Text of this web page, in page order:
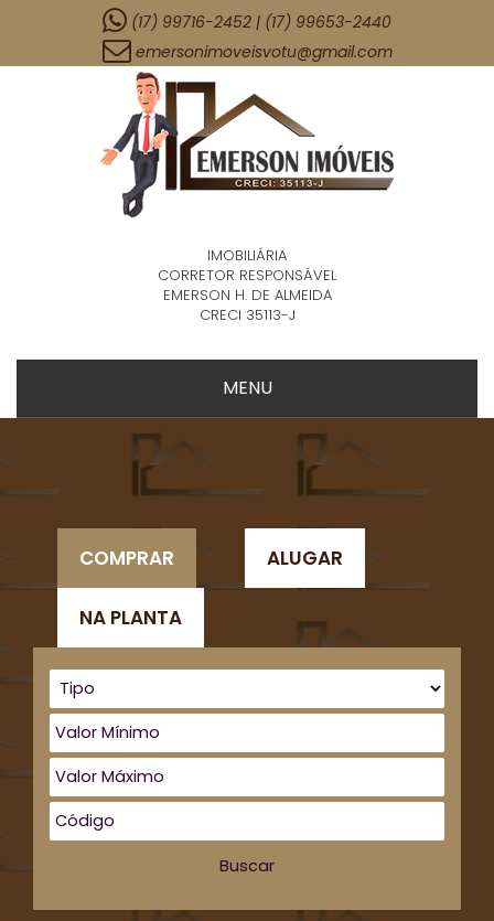
(17) 99716-2452 | (17) 99653-2440
emersonimoveisvotu@gmail.com
IMOBILIÁRIA
CORRETOR RESPONSÁVEL
EMERSON H. DE ALMEIDA
CRECI 35113-J
MENU
COMPRAR ALUGAR
NA PLANTA